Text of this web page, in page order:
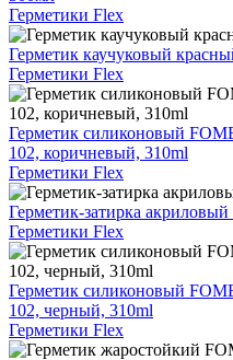
Герметики Flex
Герметик каучуковый
Герметики Flex
Герметик силиконовый
102, коричневый, 310ml
Герметики Flex
Герметик-затирка
Герметики Flex
Герметик силиконовый
102, черный, 310ml
Герметики Flex